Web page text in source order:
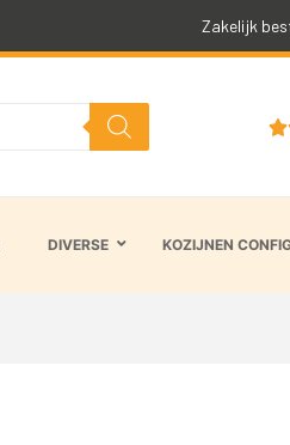
Zakelijk

DIVERSE KOZIJNEN